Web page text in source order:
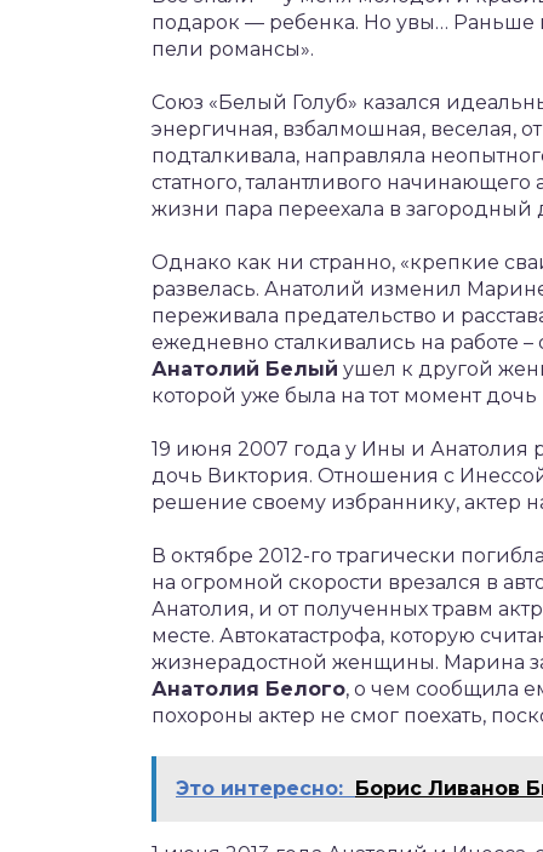
подарок — ребенка. Но увы… Раньше
пели романсы».
Союз «Белый Голуб» казался
энергичная, взбалмошная, веселая,
подталкивала, направляла
статного, талантливого
жизни пара переехала в
Однако как ни странно, «крепкие
развелась. Анатолий изменил
переживала предательство и
ежедневно сталкивались на работе
Анатолий Белый ушел к другой
которой уже была на тот момент дочь
19 июня 2007 года у Ины и
дочь Виктория. Отношения с
решение своему избраннику, актер
В октябре 2012-го трагически
на огромной скорости врезался в
Анатолия, и от полученных травм
месте. Автокатастрофа, которую
жизнерадостной женщины. Марина
Анатолия Белого, о чем сообщила
похороны актер не смог поехать,
Это интересно: Борис Ливанов